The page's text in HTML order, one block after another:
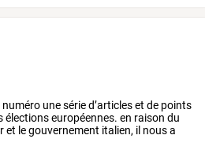
numéro uneséried’articleset de points
électionseuropéennes. en raison du
et legouvernement italien, il nousa